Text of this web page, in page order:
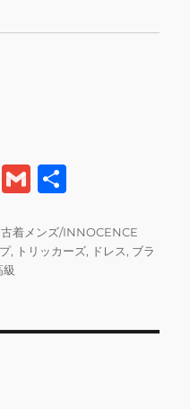
T
G
ai
l
カ
テ
ゴ
古着メンズ/INNOCENCE
, トリッカーズ, ドレス, ブラ
級